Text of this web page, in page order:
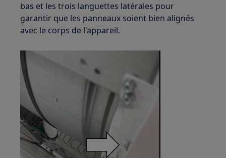
bas et les trois languettes latérales pour
garantir que les panneaux soient bien alignés
avec le corps de l'appareil.